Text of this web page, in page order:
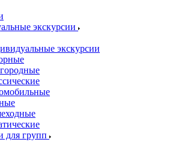
экскурсии
экскурсии
для групп